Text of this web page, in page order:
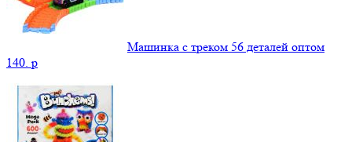
Машинка с треком 56 деталей оптом
140. p